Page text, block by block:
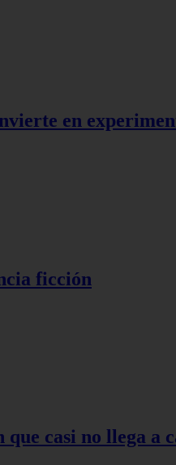
en
ficción
casi no llega a